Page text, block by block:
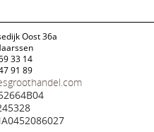
Oost 36a
33 14
91 89